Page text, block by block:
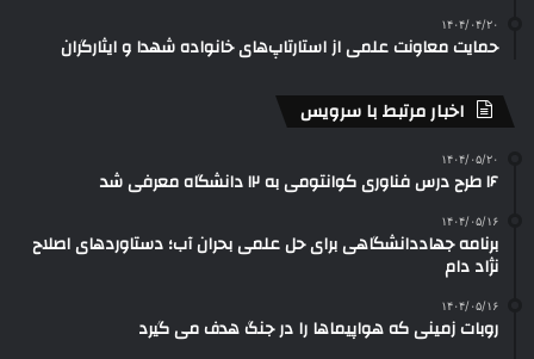
۱۴۰۴/۰۴/۲۰
حمایت معاونت علمی از استارتاپ‌های خانواده شهدا و ایثارگران
اخبار مرتبط با سرویس
۱۴۰۴/۰۵/۲۰
۱۶ طرح درس فناوری کوانتومی به ۱۲ دانشگاه معرفی شد
۱۴۰۴/۰۵/۱۶
برنامه جهاددانشگاهی برای حل علمی بحران آب؛ دستاوردهای اصلاح
نژاد دام
۱۴۰۴/۰۵/۱۶
روبات زمینی که هواپیماها را در جنگ هدف می گیرد